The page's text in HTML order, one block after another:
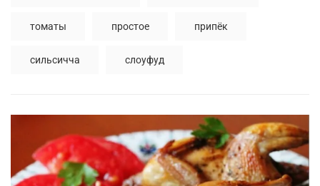
томаты простое припёк
сильсичча слоуфуд